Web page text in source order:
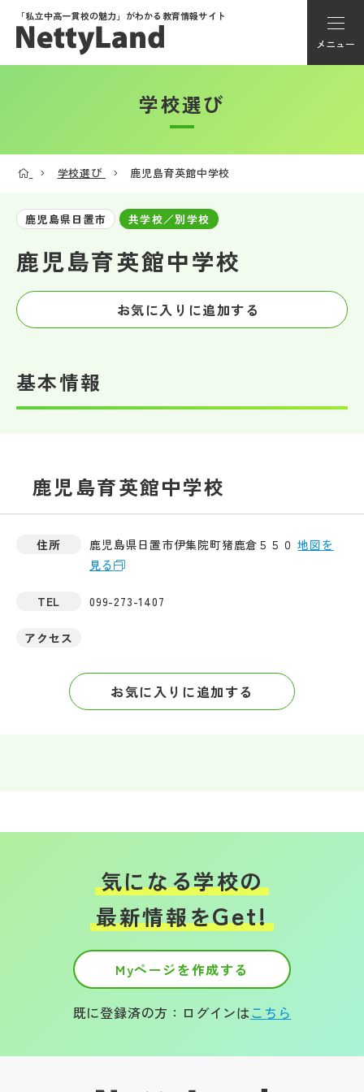
「私立中高一貫校の魅力」がわかる教育情報サイト
メニュー
アカウント登録
学校動画
帰国生受験情報
よみもの
学校からのお知らせ
特集
NettyLandかわら版
個人情報保護方針
サイトマップ
学校選び
学校選び 鹿児島育英館中学校
鹿児島県日置市 共学校／別学校
鹿児島育英館中学校
お気に入りに追加する
基本情報
鹿児島育英館中学校
住所 鹿児島県日置市伊集院町猪鹿倉５５０地図を
見る
TEL 099-273-1407
アクセス
お気に入りに追加する
気になる学校の
最新情報をGet!
Myページを作成する
既に登録済の方：ログインはこちら